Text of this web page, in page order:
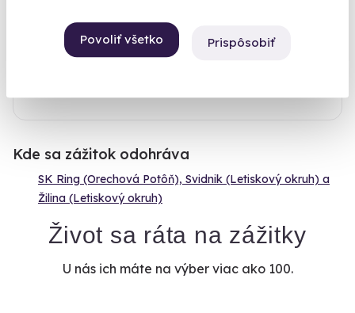
Povoliť všetko Prispôsobiť
vyhradzuje právo zmeniť termín jazdy v prípade
nepriaznivých poveternostných podmienok alebo z
Kde sa zážitok odohráva
SK Ring (Orechová Potôň), Svidnik (Letiskový okruh) a
Žilina (Letiskový okruh)
Život sa ráta na zážitky
U nás ich máte na výber viac ako 100.